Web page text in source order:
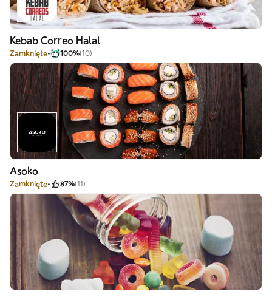
Kebab Correo Halal
Zamknięte 100%(10)
Asoko
Zamknięte 87%(11)